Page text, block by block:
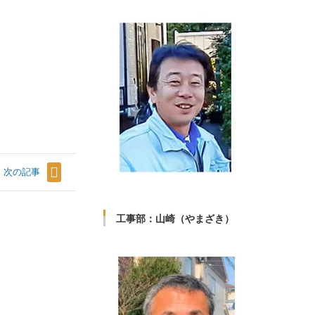
次の記事
工事部：山崎（やまざき）